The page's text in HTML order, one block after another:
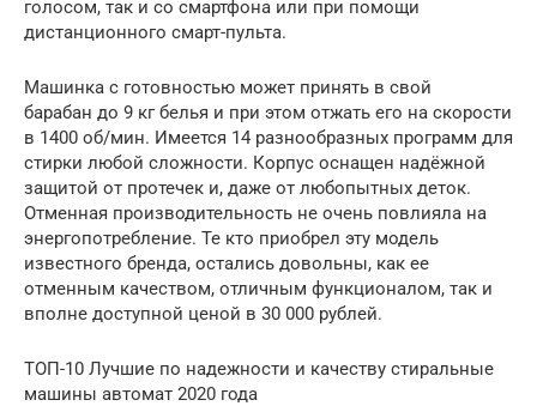
голосом, так и со смартфона или при помощи
дистанционного смарт-пульта.
Машинка с готовностью может принять в свой
барабан до 9 кг белья и при этом отжать его на скорости
в 1400 об/мин. Имеется 14 разнообразных программ для
стирки любой сложности. Корпус оснащен надёжной
защитой от протечек и, даже от любопытных деток.
Отменная производительность не очень повлияла на
энергопотребление. Те кто приобрел эту модель
известного бренда, остались довольны, как ее
отменным качеством, отличным функционалом, так и
вполне доступной ценой в 30 000 рублей.
ТОП-10 Лучшие по надежности и качеству стиральные
машины автомат 2020 года